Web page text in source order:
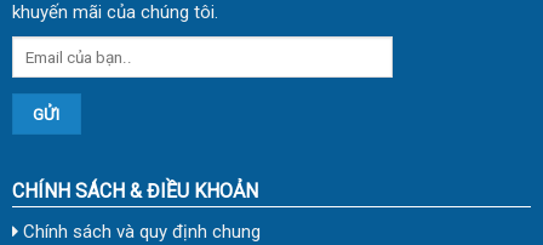
khuyến mãi của chúng tôi.
CHÍNH SÁCH & ĐIỀU KHOẢN
Chính sách và quy định chung